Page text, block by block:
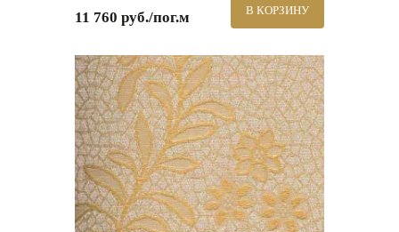
11 760 руб./пог.м В КОРЗИНУ